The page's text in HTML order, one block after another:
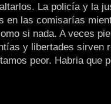
La policía y la
en las comisarías
si nada. A veces
y libertades sirven
peor. Habria que